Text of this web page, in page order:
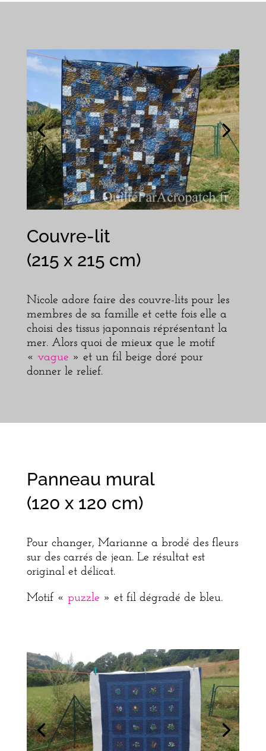
Couvre-lit
(215 x 215 cm)
Nicole adore faire des couvre-lits pour les
membres de sa famille et cette fois elle a
choisi des tissus japonnais réprésentant la
mer. Alors quoi de mieux que le motif
« vague » et un fil beige doré pour
donner le relief.
Panneau mural
(120 x 120 cm)
Pour changer, Marianne a brodé des fleurs
sur des carrés de jean. Le résultat est
original et délicat.
Motif « puzzle » et fil dégradé de bleu.